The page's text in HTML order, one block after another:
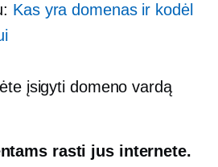
Kas yra domenas ir kodėl
įsigyti domeno vardą
rasti jus internete.